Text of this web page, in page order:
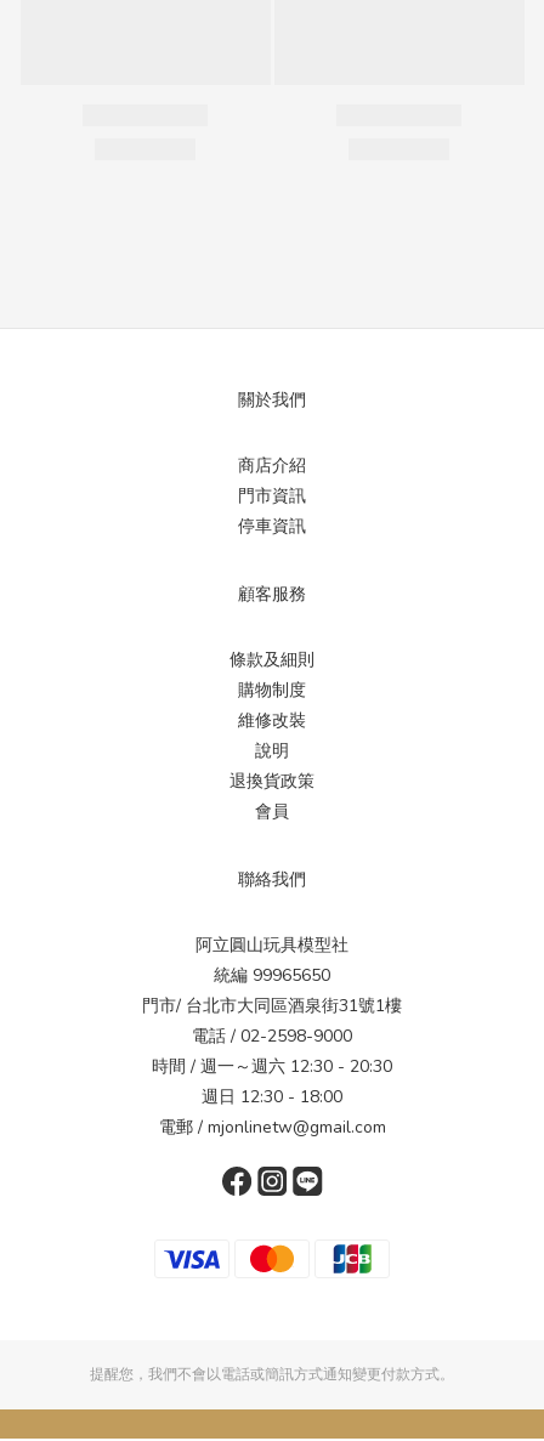
關於我們
商店介紹
門市資訊
停車資訊
顧客服務
條款及細則
購物制度
維修改裝
說明
退換貨政策
會員
聯絡我們
阿立圓山玩具模型社
統編 99965650
門市/ 台北市大同區酒泉街31號1樓
電話 / 02-2598-9000
時間 / 週一～週六 12:30 - 20:30
週日 12:30 - 18:00
電郵 / mjonlinetw@gmail.com
提醒您，我們不會以電話或簡訊方式通知變更付款方式。